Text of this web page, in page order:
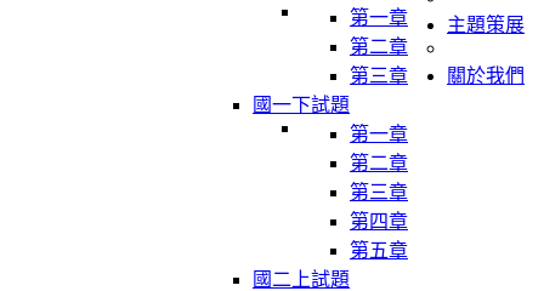
第一章
第二章
第三章
國一下試題
第一章
第二章
第三章
第四章
第五章
國二上試題
主題策展
關於我們